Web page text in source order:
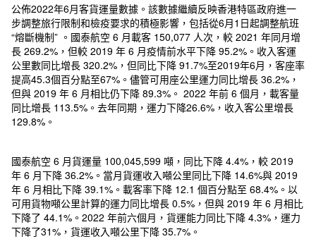
公佈2022年6月客貨運量數據。該數據繼續反映香港特區政府進一
步調整旅行限制和檢疫要求的積極影響，包括從6月1日起調整航班
“熔斷機制” 。國泰航空 6 月載客 150,077 人次，較 2021 年同月增
長 269.2%，但較 2019 年 6 月疫情前水平下降 95.2%。收入客運
公里數同比增長 320.2%，但同比下降 91.7%至2019年6月，客座率
提高45.3個百分點至67%。儘管可用座公里運力同比增長 36.2%，
但與 2019 年 6 月相比仍下降 89.3%。 2022 年前 6 個月，載客量
同比增長 113.5%。去年同期，運力下降26.6%，收入客公里增長
129.8%。
國泰航空 6 月貨運量 100,045,599 噸，同比下降 4.4%，較 2019
年 6 月下降 36.2%。當月貨運收入噸公里同比下降 14.6%與 2019
年 6 月相比下降 39.1%。載客率下降 12.1 個百分點至 68.4%。以
可用貨物噸公里計算的運力同比增長 0.5%，但與 2019 年 6 月相比
下降了 44.1%。2022 年前六個月，貨運能力同比下降 4.3%，運力
下降了31%，貨運收入噸公里下降 35.7%。